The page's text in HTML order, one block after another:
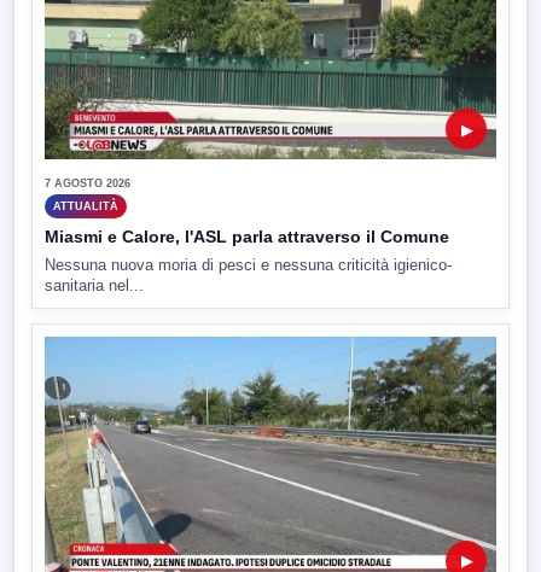
▶
7 AGOSTO 2026
ATTUALITÀ
Miasmi e Calore, l'ASL parla attraverso il Comune
Nessuna nuova moria di pesci e nessuna criticità igienico-
sanitaria nel...
▶